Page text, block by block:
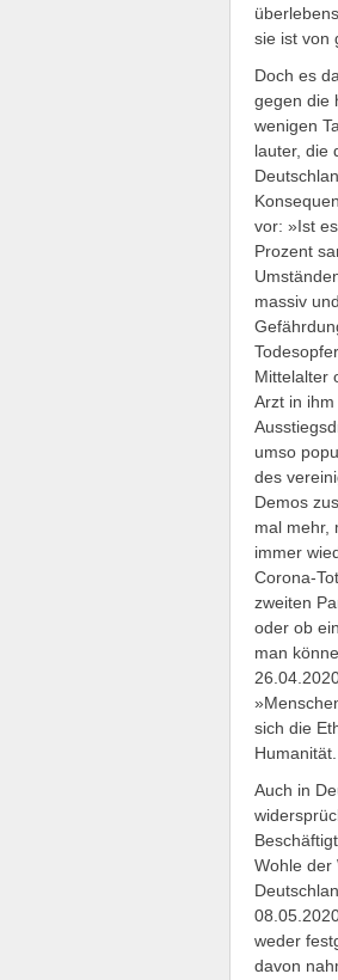
sie ist von
Doch es
gegen die
wenigen
lauter, die
vor: »Ist
Prozent
massiv
Mittelalter
Arzt in
umso
des
Demos
mal mehr,
immer
Corona-
zweiten
oder ob
man
sich die
Humanität.
Auch in
Wohle der
weder
davon